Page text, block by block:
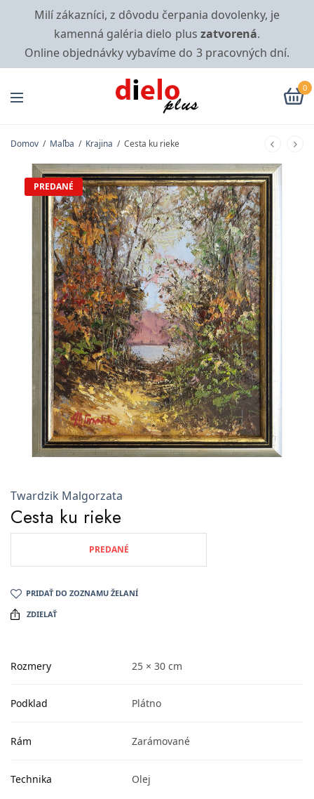
Milí zákazníci, z dôvodu čerpania dovolenky, je
kamenná galéria dielo plus zatvorená.
Online objednávky vybavíme do 3 pracovných dní.
0
Domov / Maľba / Krajina / Cesta ku rieke
PREDANÉ
Twardzik Malgorzata
Cesta ku rieke
PREDANÉ
PRIDAŤ DO ZOZNAMU ŽELANÍ
ZDIELAŤ
Rozmery 25 × 30 cm
Podklad Plátno
Rám Zarámované
Technika Olej